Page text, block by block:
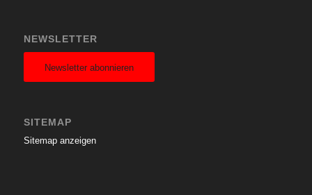
NEWSLETTER
Newsletter abonnieren
SITEMAP
Sitemap anzeigen